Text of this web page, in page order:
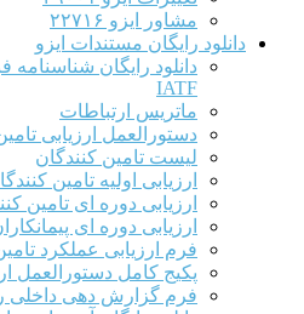
مشاور ایزو ۲۲۷۱۶
دانلود رایگان مستندات ایزو
دانلود رایگان شناسنامه
IATF
ماتریس ارتباطات
دستورالعمل ارزیابی
لیست تامین کنندگان
ارزیابی اولیه تامین
ارزیابی دوره ای تامین
ارزیابی دوره ای
فرم ارزيابی عملکرد
پکیج کامل دستورالعمل
فرم گزارش دهی